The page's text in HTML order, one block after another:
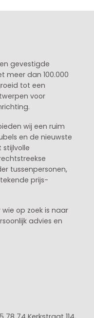
gevestigde
meer dan 100.000
tot een
voor
wij een ruim
en de nieuwste
tussenpersonen,
prijs-
op zoek is naar
advies en